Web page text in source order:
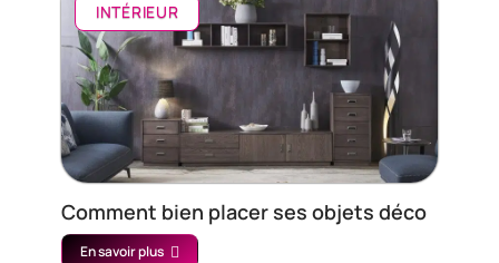
INTÉRIEUR
Comment bien placer ses objets déco
En savoir plus